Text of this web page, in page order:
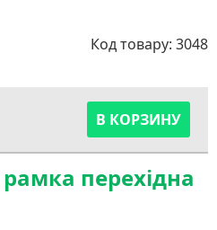
Код товару: 3048
В КОРЗИНУ
перехідна